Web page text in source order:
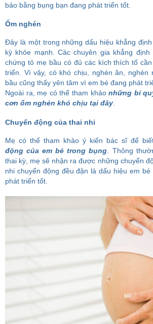
bảo bằng bụng bạn đang phát triển tốt.
Ốm nghén
Đây là một trong những dấu hiệu khẳng
kỳ khỏe mạnh. Các chuyên gia khẳng
chứng tỏ mẹ bầu có đủ các kích thích tố
triển. Vì vậy, có khó chịu, nghén ăn, nghén
bầu cũng thấy yên tâm vì em bé đang phát
Ngoài ra, mẹ có thể tham khảonhững bí
cơn ốm nghén khó chịu tại đây.
Chuyển động của thai nhi
Mẹ có thể tham khảo ý kiến bác sĩ để
động của em bé trong bụng . Thông
thai kỳ, mẹ sẽ nhận ra được những chuyển
nhi chuyển động đều đặn là dấu hiệu em
phát triển tốt.